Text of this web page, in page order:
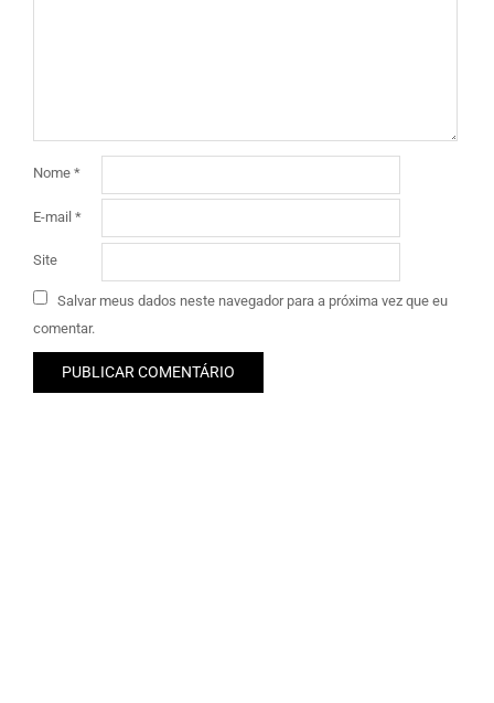
Nome *
E-mail *
Site
Salvar meus dados neste navegador para a próxima vez que eu
comentar.